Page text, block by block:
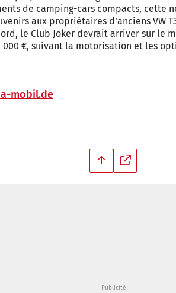
de camping-cars compacts, cette
aux propriétaires d’anciens VW
le Club Joker devrait arriver sur le
€, suivant la motorisation et les
mobil.de